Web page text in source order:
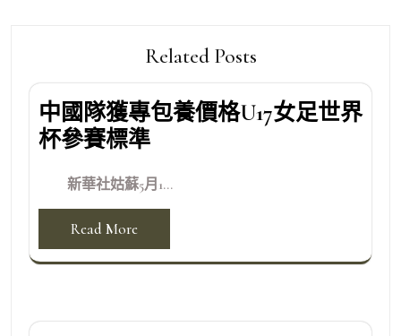
Related Posts
中國隊獲專包養價格U17女足世界
杯參賽標準
新華社姑蘇5月1...
Read More